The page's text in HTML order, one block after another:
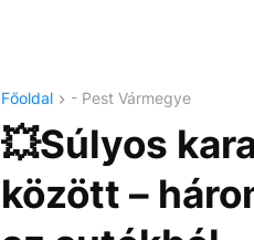
Főoldal - Pest Vármegye
💥Súlyos
között –